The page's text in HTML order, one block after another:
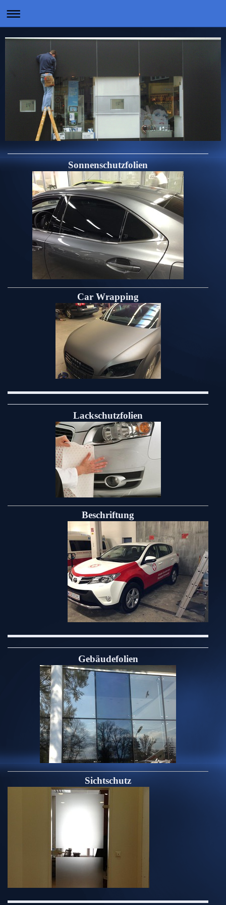
Sonnenschutzfolien
Car Wrapping
Lackschutzfolien
Beschriftung
Gebäudefolien
Sichtschutz